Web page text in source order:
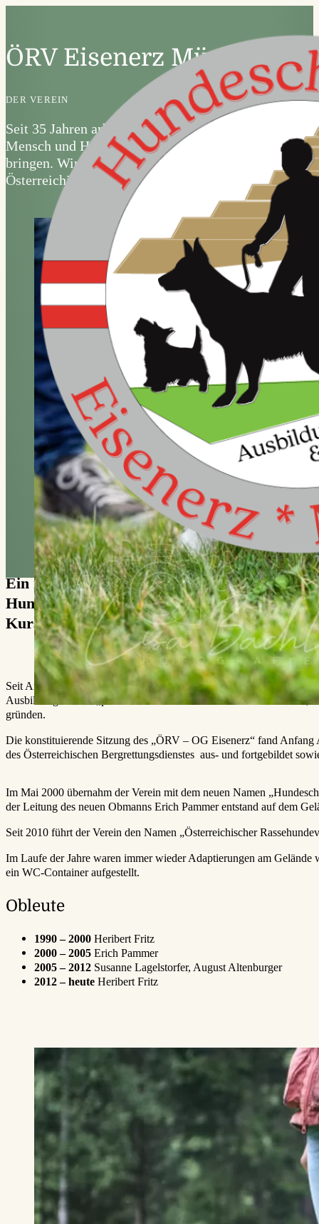
ÖRV Eisenerz Münichtal
DER VEREIN
Seit 35 Jahren arbeitet unser Verein daran
Mensch und Hund näher zusammen zu
bringen. Wir sind Mitglied des
Österreichischen Rassehundevereins.
Ein modernes Ausbildungszentrum für
Hunde aller Rassen mit vielfältigem
Kursangebot …
Seit Anfang der 1980er Jahre wurden Hunde zuerst für die
Ausbildungen auch „privaten“ Hundebesitzern anbieten zu können,
gründen.
Die konstituierende Sitzung des „ÖRV – OG Eisenerz“ fand
des Österreichischen Bergrettungsdienstes aus- und fortgebildet
Im Mai 2000 übernahm der Verein mit dem neuen Namen
der Leitung des neuen Obmanns Erich Pammer entstand auf dem
Seit 2010 führt der Verein den Namen „Österreichischer
Im Laufe der Jahre waren immer wieder Adaptierungen am
ein WC-Container aufgestellt.
Obleute
1990 – 2000 Heribert Fritz
2000 – 2005 Erich Pammer
2005 – 2012 Susanne Lagelstorfer, August Altenburger
2012 – heute Heribert Fritz